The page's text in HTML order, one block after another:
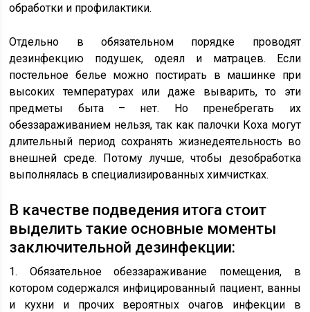
обработки и профилактики.
Отдельно в обязательном порядке проводят
дезинфекцию подушек, одеял и матрацев. Если
постельное белье можно постирать в машинке при
высоких температурах или даже выварить, то эти
предметы быта – нет. Но пренебрегать их
обеззараживанием нельзя, так как палочки Коха могут
длительный период сохранять жизнедеятельность во
внешней среде. Потому лучше, чтобы дезобработка
выполнялась в специализированных химчистках.
В качестве подведения итога стоит
выделить такие основные моменты
заключительной дезинфекции:
1. Обязательное обеззараживание помещения, в
котором содержался инфицированный пациент, ванны
и кухни и прочих вероятных очагов инфекции в